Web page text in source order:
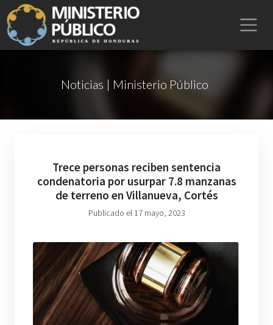
Noticias | Ministerio Público
Trece personas reciben sentencia
condenatoria por usurpar 7.8 manzanas
de terreno en Villanueva, Cortés
Publicado el 17 mayo, 2023